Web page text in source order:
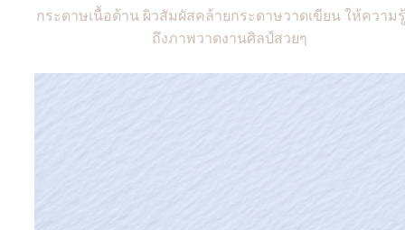
กระดาษเนื้อด้าน ผิวสัมผัสคล้ายกระดาษวาดเขียน ให้ความ
ถึงภาพวาดงานศิลป์สวยๆ